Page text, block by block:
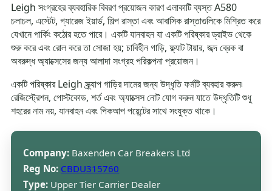
Leigh সংগ্রহের ব্যবহারিক বিবরণ প্রয়োজন কারণ এলাকাটি ব্যস্ত A580
চলাচল, এস্টেট, গ্যারেজ ইয়ার্ড, শিল্প রাস্তা এবং আবাসিক রাস্তাগুলিকে মিশ্রিত করে
যেখানে পার্কিং কঠোর হতে পারে। একটি যানবাহন যা একটি পরিষ্কার ড্রাইভ থেকে
শুরু করে এবং রোল করে তা সোজা হয়; চাবিহীন গাড়ি, ফ্ল্যাট টায়ার, জব্দ ব্রেক বা
অবরুদ্ধ অ্যাক্সেসের জন্য আলাদা সংগ্রহ পরিকল্পনা প্রয়োজন।
একটি পরিষ্কার Leigh স্ক্র্যাপ গাড়ির দামের জন্য উদ্ধৃতি ফর্মটি ব্যবহার করুন৷
রেজিস্ট্রেশন, পোস্টকোড, শর্ত এবং অ্যাক্সেস নোট যোগ করুন যাতে উদ্ধৃতিটি শুধু
শহরের নাম নয়, যানবাহন এবং পিকআপ পয়েন্টের সাথে সংযুক্ত থাকে।
Company: Baxenden Car Breakers Ltd
Reg No: CBDU315760
Type: Upper Tier Carrier Dealer